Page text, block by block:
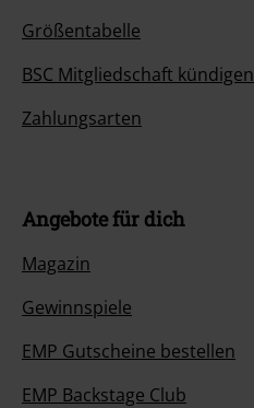
Größentabelle
BSC Mitgliedschaft kündigen
Zahlungsarten
Angebote für dich
Magazin
Gewinnspiele
EMP Gutscheine bestellen
EMP Backstage Club